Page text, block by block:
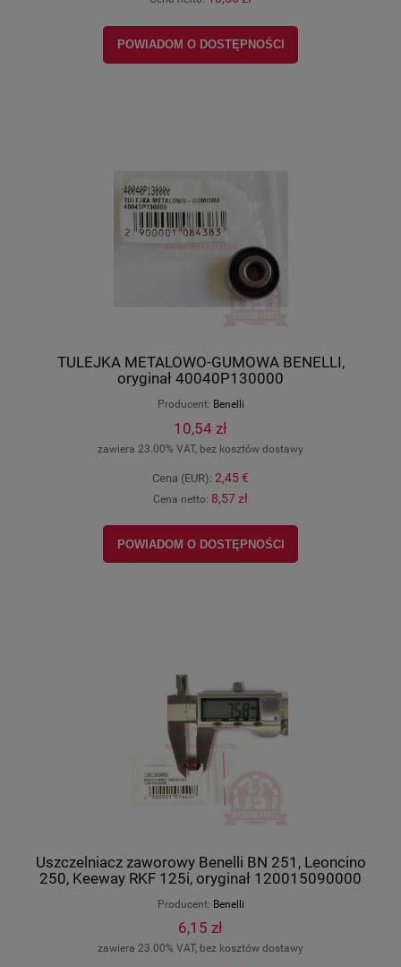
POWIADOM O DOSTĘPNOŚCI
TULEJKA METALOWO-GUMOWA BENELLI,
oryginał 40040P130000
Producent: Benelli
10,54 zł
zawiera 23.00% VAT, bez kosztów dostawy
Cena (EUR): 2,45 €
Cena netto: 8,57 zł
POWIADOM O DOSTĘPNOŚCI
Uszczelniacz zaworowy Benelli BN 251, Leoncino
250, Keeway RKF 125i, oryginał 120015090000
Producent: Benelli
6,15 zł
zawiera 23.00% VAT, bez kosztów dostawy